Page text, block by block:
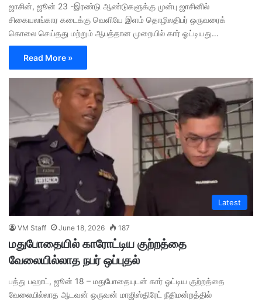
ஜாசின், ஜூன் 23 -இரண்டு ஆண்டுகளுக்கு முன்பு ஜாசினில்
சிகையலங்கார கடைக்கு வெளியே இளம் தொழிலதிபர் ஒருவரைக்
கொலை செய்தது மற்றும் ஆபத்தான முறையில் கார் ஓட்டியது…
Read More »
Latest
VM Staff June 18, 2026 187
மதுபோதையில் காரோட்டிய குற்றத்தை
வேலையில்லாத நபர் ஒப்புதல்
பத்து பஹாட், ஜூன் 18 – மதுபோதையுடன் கார் ஓட்டிய குற்றத்தை
வேலையில்லாத ஆடவன் ஒருவன் மாஜிஸ்திரேட் நீதிமன்றத்தில்